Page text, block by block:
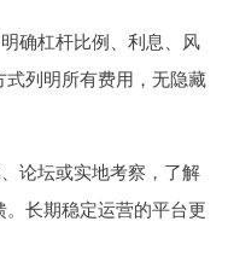
确杠杆比例、利息、风
列明所有费用，无隐藏
论坛或实地考察，了解
长期稳定运营的平台更